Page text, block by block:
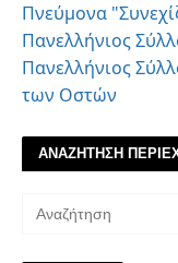
Πνεύμονα
Πανελλήνιος
Πανελλήνιος
των Οστών
ΑΝΑΖΗΤΗΣΗ